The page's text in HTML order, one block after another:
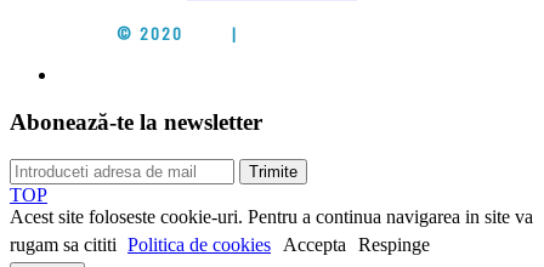
© 2020 |
Abonează-te la newsletter
Trimite
TOP
Acest site foloseste cookie-uri. Pentru a continua navigarea in site va
rugam sa cititi Politica de cookies Accepta Respinge